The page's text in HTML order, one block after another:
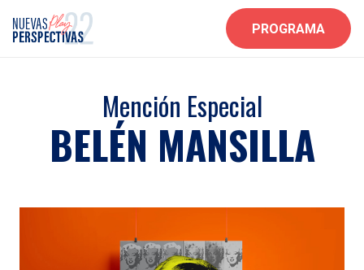
PROGRAMA
Mención Especial
BELÉN MANSILLA